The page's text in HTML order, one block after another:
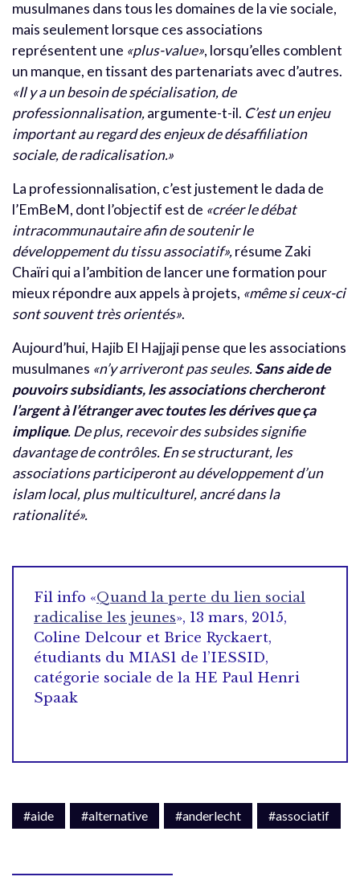
musulmanes dans tous les domaines de la vie sociale,
mais seulement lorsque ces associations
représentent une «plus-value», lorsqu’elles comblent
un manque, en tissant des partenariats avec d’autres.
«Il y a un besoin de spécialisation, de
professionnalisation,argumente-t-il. C’est un enjeu
important au regard des enjeux de désaffiliation
sociale, de radicalisation.»
La professionnalisation, c’est justement le dada de
l’EmBeM, dont l’objectif est de «créer le débat
intracommunautaire afin de soutenir le
développement du tissu associatif»,résume Zaki
Chaïri qui a l’ambition de lancer une formation pour
mieux répondre aux appels à projets, «même si ceux-ci
sont souvent très orientés».
Aujourd’hui, Hajib El Hajjaji pense que les associations
musulmanes «n’y arriveront pas seules.Sans aide de
pouvoirs subsidiants, les associations chercheront
l’argent à l’étranger avec toutes les dérives que ça
implique. De plus, recevoir des subsides signifie
davantage de contrôles. En se structurant, les
associations participeront au développement d’un
islam local, plus multiculturel, ancré dans la
rationalité».
Fil info «Quand la perte du lien social
radicalise les jeunes», 13 mars, 2015,
Coline Delcour et Brice Ryckaert,
étudiants du MIAS1 de l’IESSID,
catégorie sociale de la HE Paul Henri
Spaak
#aide #alternative #anderlecht #associatif